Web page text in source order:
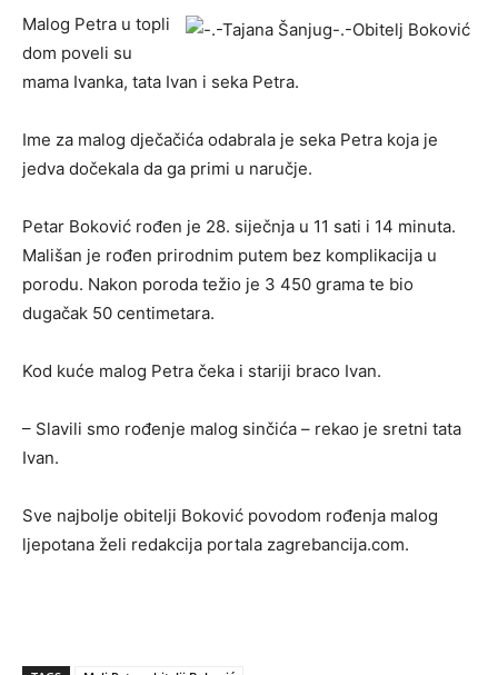
Malog Petra u topli
dom poveli su
mama Ivanka, tata Ivan i seka Petra.
Ime za malog dječačića odabrala je seka Petra koja je
jedva dočekala da ga primi u naručje.
Petar Boković rođen je 28. siječnja u 11 sati i 14 minuta.
Mališan je rođen prirodnim putem bez komplikacija u
porodu. Nakon poroda težio je 3 450 grama te bio
dugačak 50 centimetara.
Kod kuće malog Petra čeka i stariji braco Ivan.
– Slavili smo rođenje malog sinčića – rekao je sretni tata
Ivan.
Sve najbolje obitelji Boković povodom rođenja malog
ljepotana želi redakcija portala zagrebancija.com.